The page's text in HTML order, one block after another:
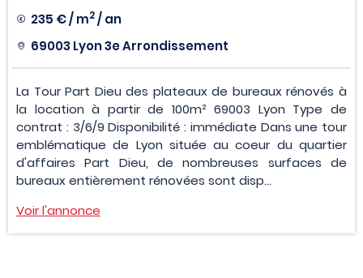
235 € / m2/ an
69003 Lyon 3e Arrondissement
La Tour Part Dieu des plateaux de bureaux rénovés à
la location à partir de 100m² 69003 Lyon Type de
contrat : 3/6/9 Disponibilité : immédiate Dans une tour
emblématique de Lyon située au coeur du quartier
d'affaires Part Dieu, de nombreuses surfaces de
bureaux entièrement rénovées sont disp...
Voir l'annonce